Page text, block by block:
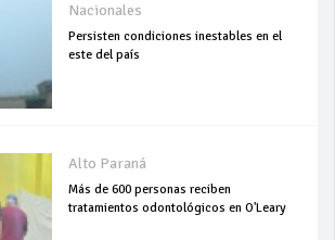
Nacionales
Persisten condiciones inestables en el
este del país
Alto Paraná
Más de 600 personas reciben
tratamientos odontológicos en O'Leary